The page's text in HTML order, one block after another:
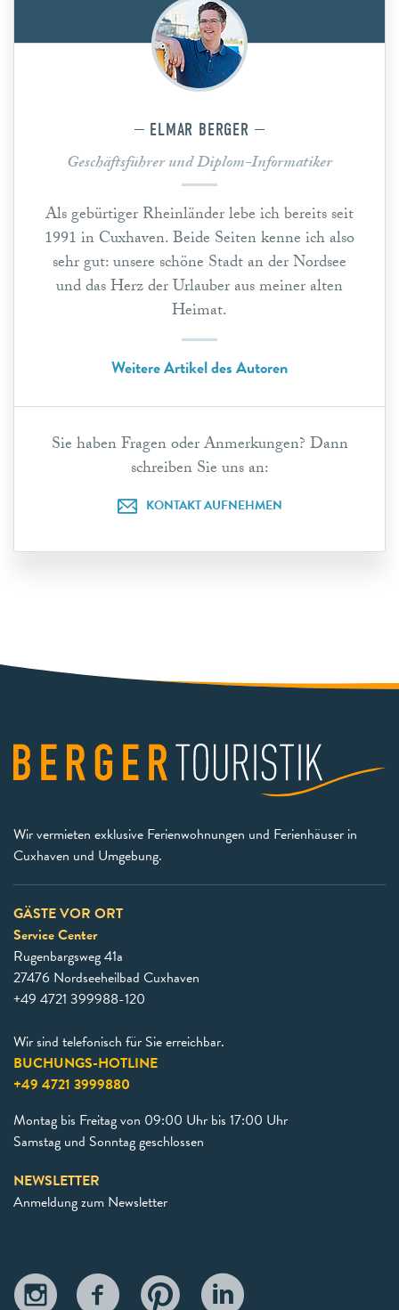
ELMAR BERGER
Geschäftsführer und Diplom-Informatiker
Als gebürtiger Rheinländer lebe ich bereits seit
1991 in Cuxhaven. Beide Seiten kenne ich also
sehr gut: unsere schöne Stadt an der Nordsee
und das Herz der Urlauber aus meiner alten
Heimat.
Weitere Artikel des Autoren
Sie haben Fragen oder Anmerkungen? Dann
schreiben Sie uns an:
KONTAKT AUFNEHMEN
Wir vermieten exklusive Ferienwohnungen und Ferienhäuser in
Cuxhaven und Umgebung.
GÄSTE VOR ORT
Service Center
Rugenbargsweg 41a
27476 Nordseeheilbad Cuxhaven
+49 4721 399988-120
Wir sind telefonisch für Sie erreichbar.
BUCHUNGS-HOTLINE
+49 4721 3999880
Montag bis Freitag von 09:00 Uhr bis 17:00 Uhr
Samstag und Sonntag geschlossen
NEWSLETTER
Anmeldung zum Newsletter